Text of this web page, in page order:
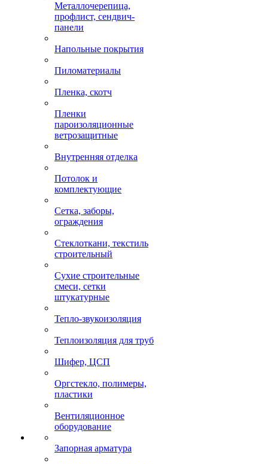
Металлочерепица,
профлист, сендвич-
панели
Напольные покрытия
Пиломатериалы
Пленка, скотч
Пленки
пароизоляционные
ветрозащитные
Внутренняя отделка
Потолок и
комплектующие
Сетка, заборы,
ограждения
Стеклоткани, текстиль
строительный
Сухие строительные
смеси, сетки
штукатурные
Тепло-звукоизоляция
Теплоизоляция для труб
Шифер, ЦСП
Оргстекло, полимеры,
пластики
Вентиляционное
оборудование
Запорная арматура